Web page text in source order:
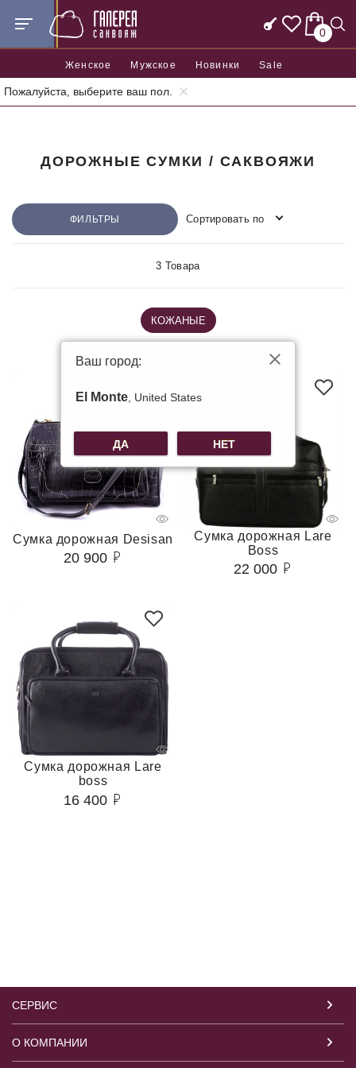
0
Женское Мужское Новинки Sale
Пожалуйста, выберите ваш пол.
Главная Дорожная серия Дорожные сумки / Саквояжи
ДОРОЖНЫЕ СУМКИ / САКВОЯЖИ
ФИЛЬТРЫ Сортировать по
3 Товара
КОЖАНЫЕ
Сумка дорожная Desisan
20 900
Сумка дорожная Lare
Boss
22 000
Сумка дорожная Lare
boss
16 400
СЕРВИС
О КОМПАНИИ
Ваш город:
El Monte, United States
ДА НЕТ